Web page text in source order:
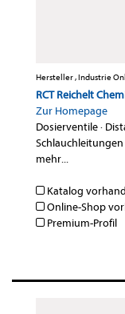
Hersteller , Industrie
RCT Reichelt
Zur Homepage
Dosierventile·
Schlauchleitungen
mehr...
Katalog
Online-Shop
Premium-Profil